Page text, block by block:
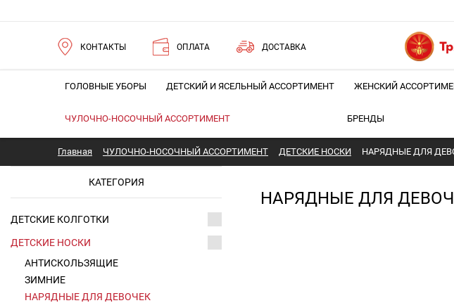
КОНТАКТЫ ОПЛАТА ДОСТАВКА
ГОЛОВНЫЕ УБОРЫ ДЕТСКИЙ И ЯСЕЛЬНЫЙ АССОРТИМЕНТ ЖЕНСКИЙ
ЧУЛОЧНО-НОСОЧНЫЙ АССОРТИМЕНТ БРЕНДЫ
Главная ЧУЛОЧНО-НОСОЧНЫЙ АССОРТИМЕНТ ДЕТСКИЕ НОСКИ НАРЯДНЫЕ ДЛЯ
КАТЕГОРИЯ
ДЕТСКИЕ КОЛГОТКИ
ДЕТСКИЕ НОСКИ
АНТИСКОЛЬЗЯЩИЕ
ЗИМНИЕ
НАРЯДНЫЕ ДЛЯ ДЕВОЧЕК
НАРЯДНЫЕ ДЛЯ